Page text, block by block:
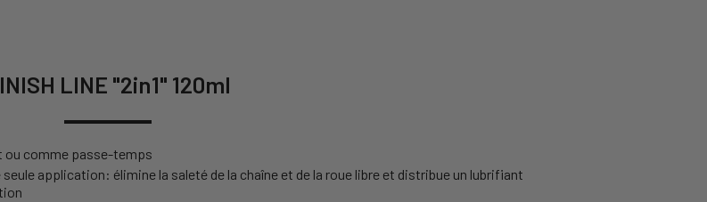
LINE "2in1" 120ml
ou comme passe-temps
application: élimine la saleté de la chaîne et de la roue libre et distribue un lubrifiant